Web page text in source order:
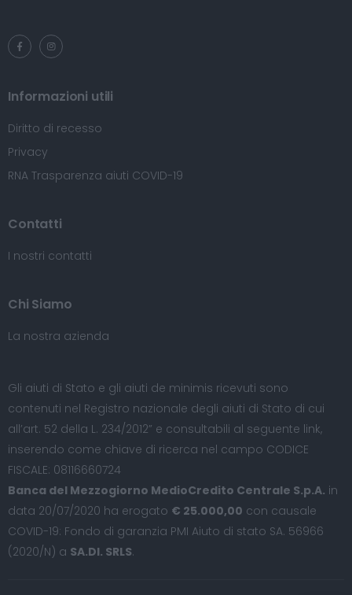
Informazioni utili
Diritto di recesso
Privacy
RNA Trasparenza aiuti COVID-19
Contatti
I nostri contatti
Chi Siamo
La nostra azienda
Gli aiuti di Stato e gli aiuti de minimis ricevuti sono
contenuti nel Registro nazionale degli aiuti di Stato di cui
all’art. 52 della L. 234/2012” e consultabili al seguente link,
inserendo come chiave di ricerca nel campo CODICE
FISCALE: 08116660724
Banca del Mezzogiorno MedioCredito Centrale S.p.A. in
data 20/07/2020 ha erogato € 25.000,00 con causale
COVID-19: Fondo di garanzia PMI Aiuto di stato SA. 56966
(2020/N) a SA.DI. SRLS.